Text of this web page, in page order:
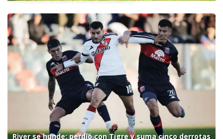
River se hunde: perdió con Tigre y suma cinco derrotas